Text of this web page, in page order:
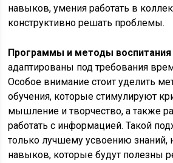
навыков, умения работать в
конструктивно решать проблемы.
Программы и методы воспитания
адаптированы под требования
Особое внимание стоит уделить
обучения, которые стимулируют
мышление и творчество, а также
работать с информацией. Такой
только лучшему усвоению знаний,
навыков, которые будут полезны